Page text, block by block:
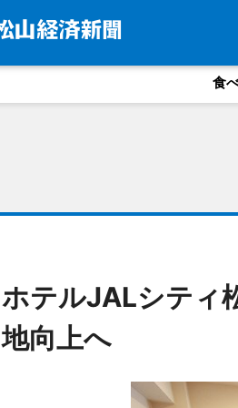
食
ホテルJALシティ
地向上へ